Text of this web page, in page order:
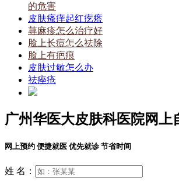
的危害
皮肤瘙痒起红疙瘩
荨麻疹怎么治疗好
脸上长痘怎么祛除
脸上有疤痕
皮肤过敏怎么办
祛痤疮
广州华医大皮肤科医院网上
网上预约 便捷就医 优先就诊 节省时间
姓 名：